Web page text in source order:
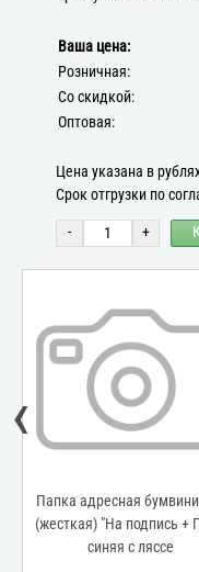
Ваша цена:
Розничная:
Со скидкой:
Оптовая:
Цена указана в
Срок отгрузки по
- +
Папка адресная
(жесткая) "На подпись +
синяя с ляссе
‹